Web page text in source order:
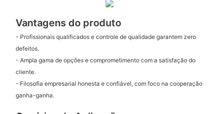
Vantagens do produto
- Profissionais qualificados e controle de qualidade garantem zero
defeitos.
- Ampla gama de opções e comprometimento com a satisfação do
cliente.
- Filosofia empresarial honesta e confiável, com foco na cooperação
ganha-ganha.